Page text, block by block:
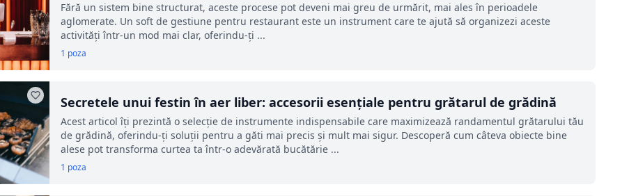
Fără un sistem bine structurat, aceste procese pot deveni mai greu de urmărit, mai ales în perioadele
aglomerate. Un soft de gestiune pentru restaurant este un instrument care te ajută să organizezi aceste
activități într-un mod mai clar, oferindu-ți ...
1 poza
Secretele unui festin în aer liber: accesorii esențiale pentru grătarul de grădină
Acest articol îți prezintă o selecție de instrumente indispensabile care maximizează randamentul grătarului tău
de grădină, oferindu-ți soluții pentru a găti mai precis și mult mai sigur. Descoperă cum câteva obiecte bine
alese pot transforma curtea ta într-o adevărată bucătărie ...
1 poza